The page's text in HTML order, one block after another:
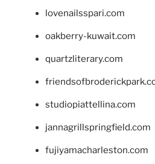
lovenailsspari.com
oakberry-kuwait.com
quartzliterary.com
studiopiattellina.com
jannagrillspringfield.com
fujiyamacharleston.com